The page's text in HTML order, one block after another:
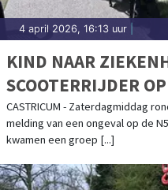
4 april 2026, 16:13 uur
KIND NAAR
SCOOTERRIJDER
CASTRICUM - Zaterdagmiddag
melding van een ongeval op de
kwamen een groep [...]